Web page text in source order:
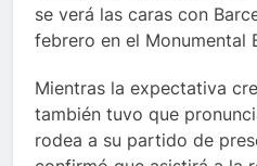
se verá las caras con
febrero en el Monumental
Mientras la expectativa
también tuvo que
rodea a su partido de